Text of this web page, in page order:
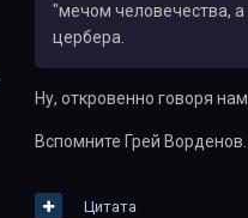
"мечом человечества,
цербера.
Ну, откровенно говоря
Вспомните Грей
Цитата